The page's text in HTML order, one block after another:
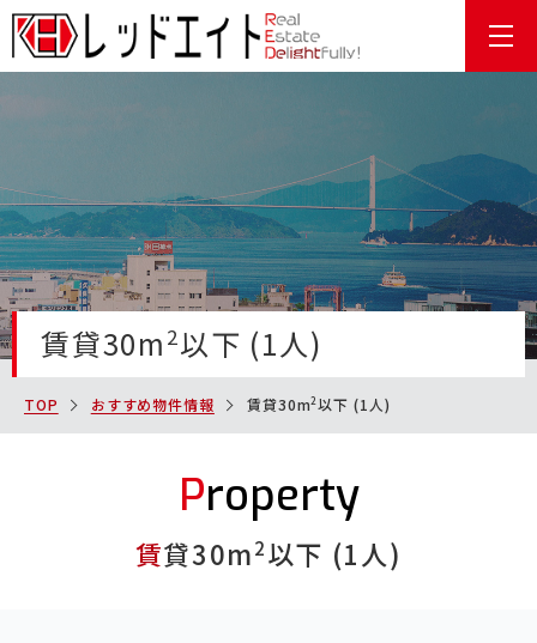
賃貸30m 2以下 (1人)
TOP おすすめ物件情報 賃貸30m2以下 (1人)
Property
賃貸30m2以下 (1人)